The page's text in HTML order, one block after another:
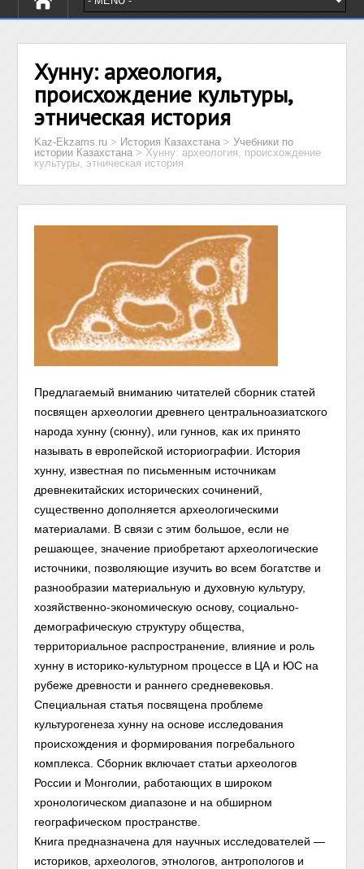
Хунну: археология,
происхождение культуры,
этническая история
Kaz-Ekzams.ru > История Казахстана >Учебники по
истории Казахстана >Хунну: археология, происхождение
культуры, этническая история
Предлагаемый вниманию читателей сборник статей
посвящен археологии древнего центральноазиатского
народа хунну (сюнну), или гуннов, как их принято
называть в европейской историографии. История
хунну, известная по письменным источникам
древнекитайских исторических сочинений,
существенно дополняется археологическими
материалами. В связи с этим большое, если не
решающее, значение приобретают археологические
источники, позволяющие изучить во всем богатстве и
разнообразии материальную и духовную культуру,
хозяйственно-экономическую основу, социально-
демографическую структуру общества,
территориальное распространение, влияние и роль
хунну в историко-культурном процессе в ЦА и ЮС на
рубеже древности и раннего средневековья.
Специальная статья посвящена проблеме
культурогенеза хунну на основе исследования
происхождения и формирования погребального
комплекса. Сборник включает статьи археологов
России и Монголии, работающих в широком
хронологическом диапазоне и на обширном
географическом пространстве.
Книга предназначена для научных исследователей —
историков, археологов, этнологов, антропологов и